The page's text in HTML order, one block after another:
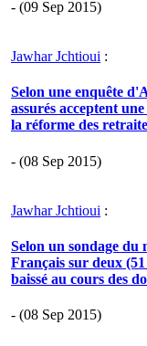
- (09 Sep 2015)
Jawhar Jchtioui :
Selon une enquête
assurés acceptent
la réforme des
- (08 Sep 2015)
Jawhar Jchtioui :
Selon un sondage
Français sur deux
baissé au cours des
- (08 Sep 2015)